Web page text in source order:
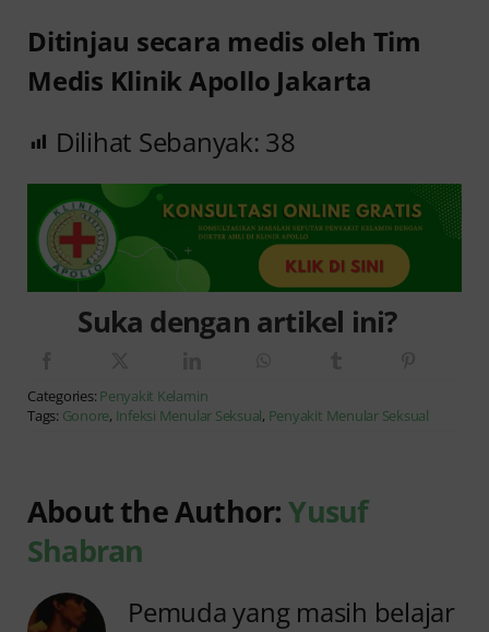
Ditinjau secara medis oleh Tim
Medis Klinik Apollo Jakarta
Dilihat Sebanyak: 38
Suka dengan artikel ini?
Categories: Penyakit Kelamin
Tags: Gonore, Infeksi Menular Seksual, Penyakit Menular Seksual
About the Author:Yusuf
Shabran
Pemuda yang masih belajar